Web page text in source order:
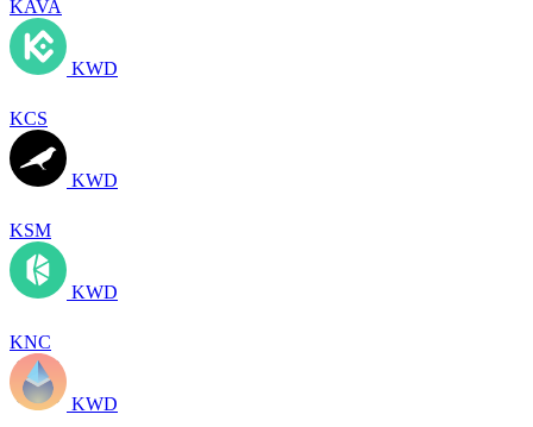
KAVA
KWD
KCS
KWD
KSM
KWD
KNC
KWD